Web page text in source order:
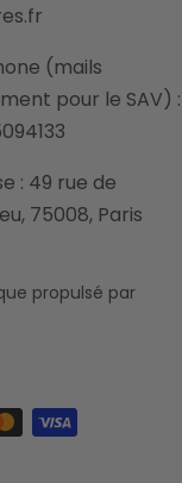
(mails
pour le SAV) :
: 49 rue de
75008, Paris
propulsé par